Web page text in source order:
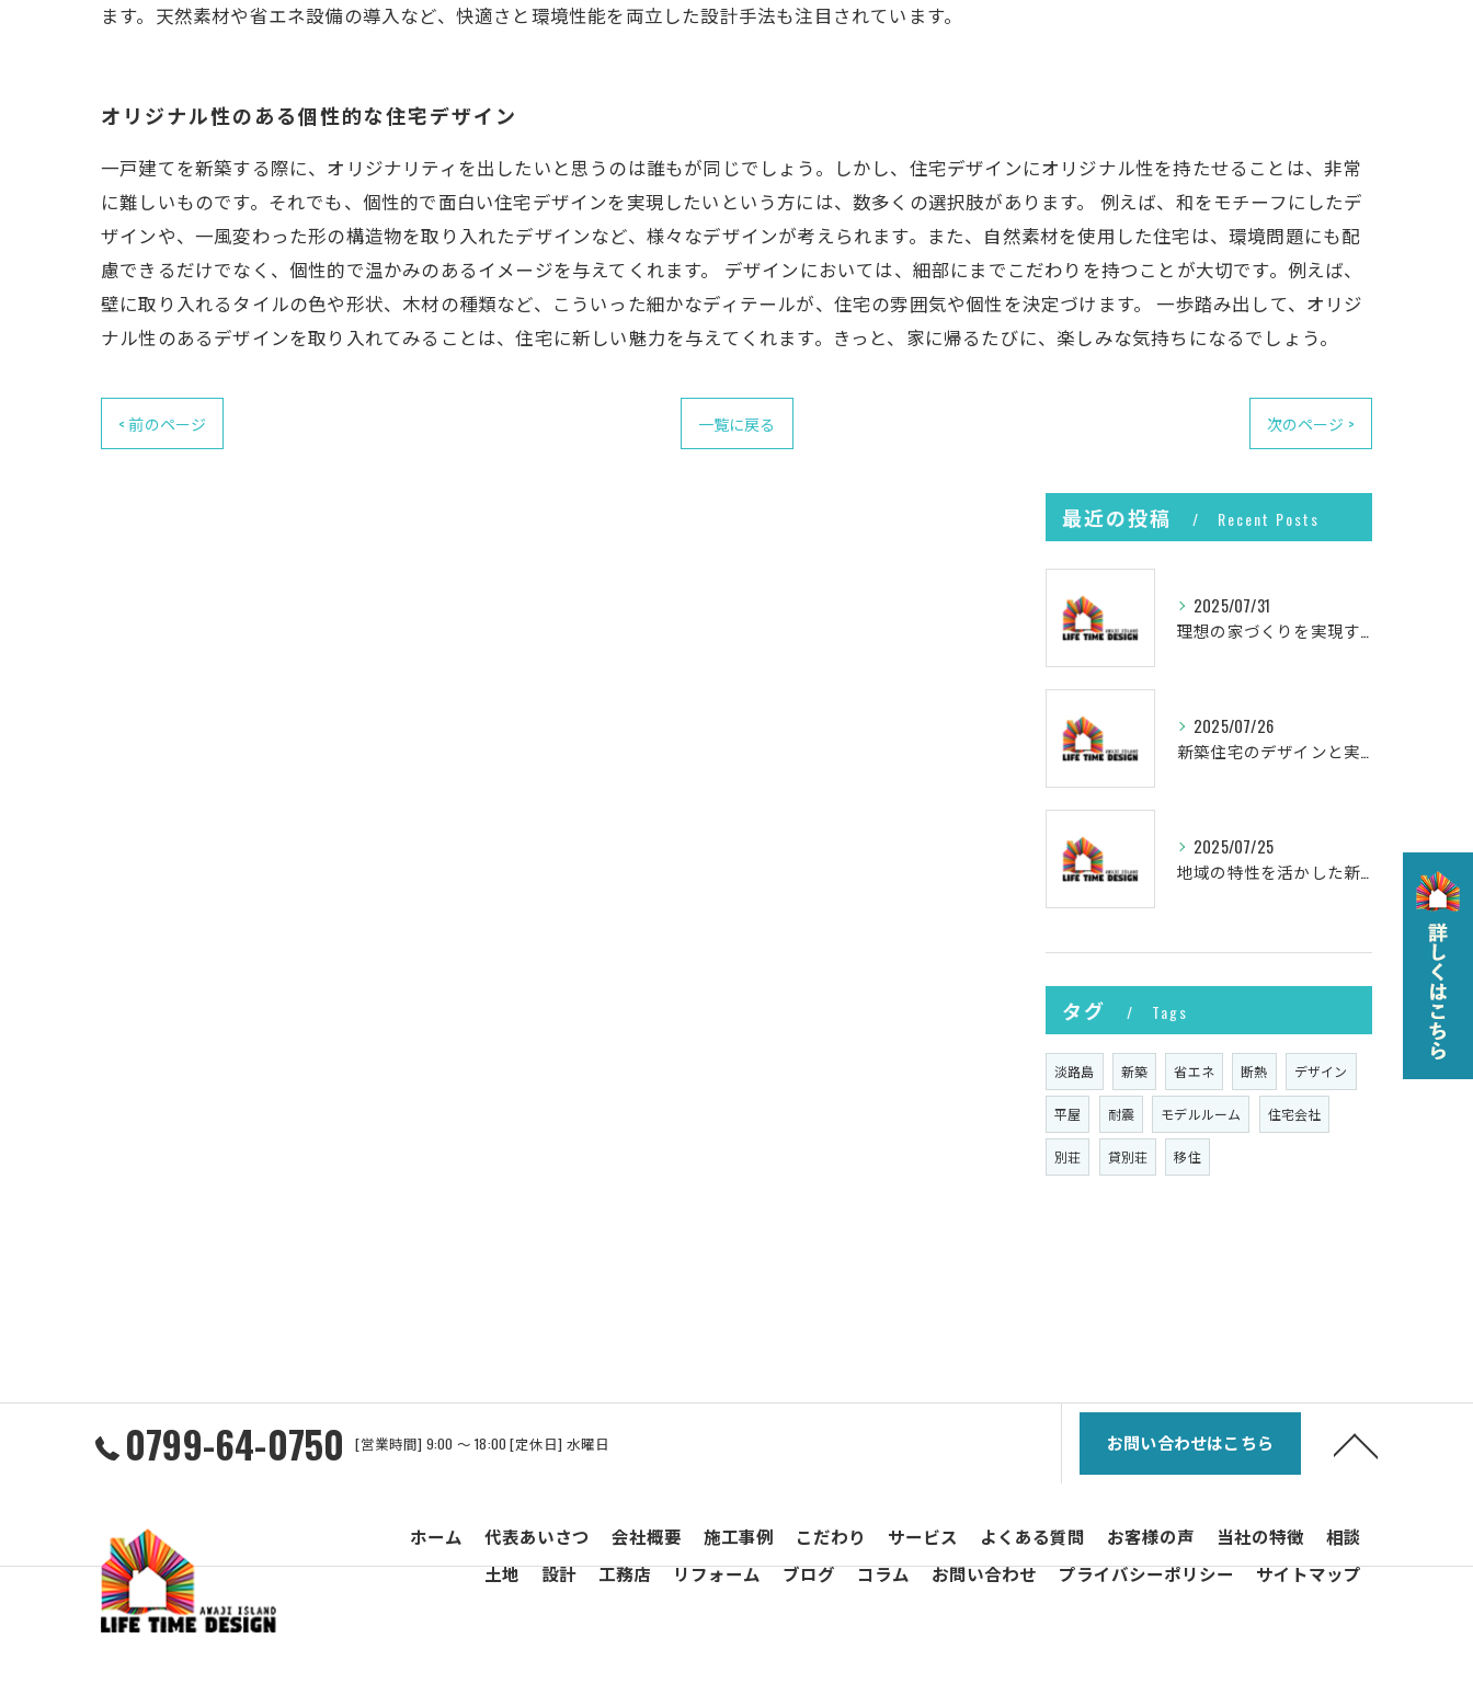
ます。天然素材や省エネ設備の導入など、快適さと環境性能を両立した設計手法も注目されています。
オリジナル性のある個性的な住宅デザイン
一戸建てを新築する際に、オリジナリティを出したいと思うのは誰もが同じでしょう。しかし、住宅デザインにオリジナル性を持たせることは、非常
に難しいものです。それでも、個性的で面白い住宅デザインを実現したいという方には、数多くの選択肢があります。 例えば、和をモチーフにしたデ
ザインや、一風変わった形の構造物を取り入れたデザインなど、様々なデザインが考えられます。また、自然素材を使用した住宅は、環境問題にも配
慮できるだけでなく、個性的で温かみのあるイメージを与えてくれます。 デザインにおいては、細部にまでこだわりを持つことが大切です。例えば、
壁に取り入れるタイルの色や形状、木材の種類など、こういった細かなディテールが、住宅の雰囲気や個性を決定づけます。 一歩踏み出して、オリジ
ナル性のあるデザインを取り入れてみることは、住宅に新しい魅力を与えてくれます。きっと、家に帰るたびに、楽しみな気持ちになるでしょう。
< 前のページ 一覧に戻る 次のページ >
最近の投稿 Recent Posts
2025/07/31
理想の家づくりを実現するプロセス
2025/07/26
新築住宅のデザインと実現
2025/07/25
地域の特性を活かした新築の土地選び
タグ Tags
淡路島 新築 省エネ 断熱 デザイン
平屋 耐震 モデルルーム 住宅会社
別荘 貸別荘 移住
0799-64-0750 [営業時間] 9:00 ～ 18:00 [定休日] 水曜日 お問い合わせはこちら
ホーム 代表あいさつ 会社概要 施工事例 こだわり サービス よくある質問 お客様の声 当社の特徴
相談
土地
設計 工務店 リフォーム ブログ コラム お問い合わせ プライバシーポリシー サイトマップ